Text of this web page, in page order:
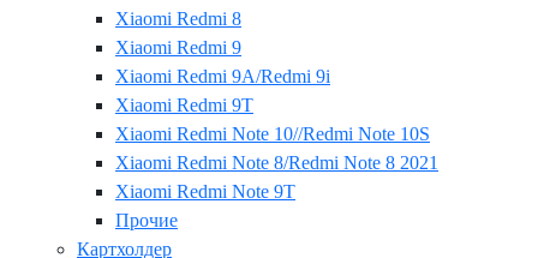
Xiaomi Redmi 8
Xiaomi Redmi 9
Xiaomi Redmi 9A/Redmi 9i
Xiaomi Redmi 9T
Xiaomi Redmi Note 10//Redmi Note 10S
Xiaomi Redmi Note 8/Redmi Note 8 2021
Xiaomi Redmi Note 9T
Прочие
Картхолдер